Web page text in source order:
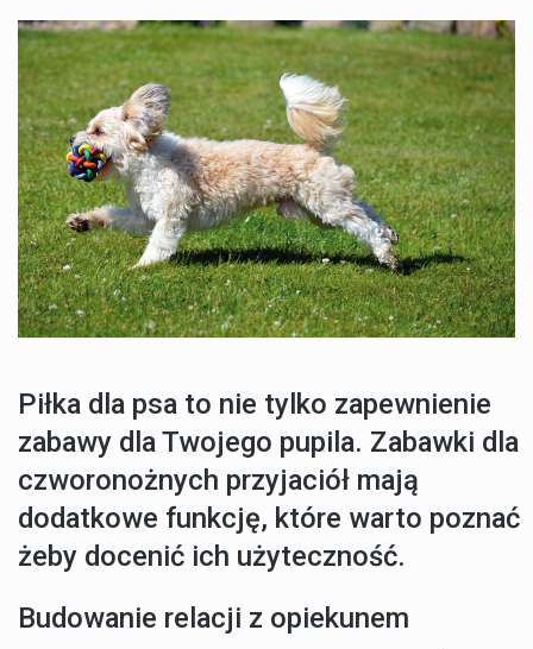
Piłka dla psa to nie tylko zapewnienie
zabawy dla Twojego pupila. Zabawki dla
czworonożnych przyjaciół mają
dodatkowe funkcję, które warto poznać
żeby docenić ich użyteczność.
Budowanie relacji z opiekunem